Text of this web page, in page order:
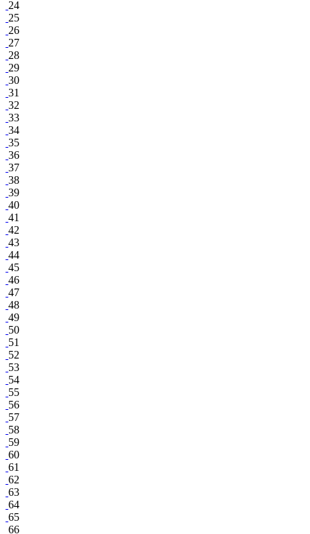
24
25
26
27
28
29
30
31
32
33
34
35
36
37
38
39
40
41
42
43
44
45
46
47
48
49
50
51
52
53
54
55
56
57
58
59
60
61
62
63
64
65
66